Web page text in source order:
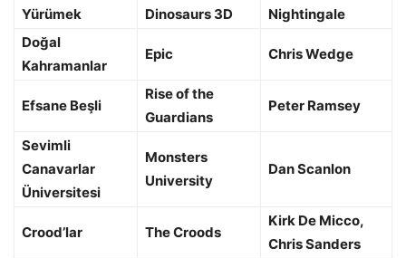
Yürümek
Dinosaurs 3D
Nightingale
Doğal
Kahramanlar
Epic Chris Wedge
Efsane Beşli
Rise of the
Guardians
Peter Ramsey
Sevimli
Canavarlar
Üniversitesi
Monsters
University
Dan Scanlon
Crood’lar The Croods
Kirk De Micco,
Chris Sanders